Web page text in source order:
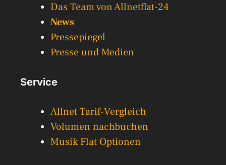
Das Team von Allnetflat-24
News
Pressepiegel
Presse und Medien
Service
Allnet Tarif-Vergleich
Volumen nachbuchen
Musik Flat Optionen